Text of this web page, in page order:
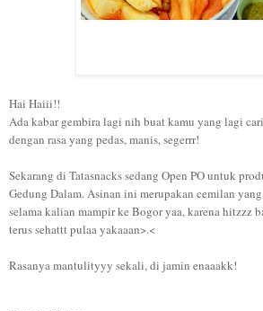
Hai Haiii!!
Ada kabar gembira lagi nih buat kamu yang lagi
dengan rasa yang pedas, manis, segerrr!
Sekarang di Tatasnacks sedang Open PO untuk
Gedung Dalam. Asinan ini merupakan cemilan
selama kalian mampir ke Bogor yaa, karena hitzzz
terus sehattt pulaa yakaaan>.<
Rasanya mantulityyy sekali, di jamin enaaakk!